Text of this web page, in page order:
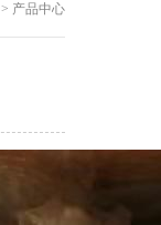
> 产品中心